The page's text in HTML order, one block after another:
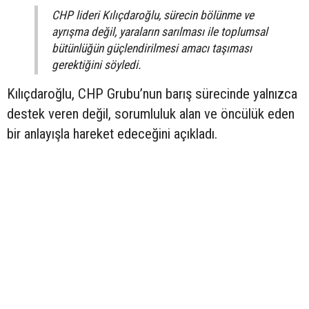
CHP lideri Kılıçdaroğlu, sürecin bölünme ve
ayrışma değil, yaraların sarılması ile toplumsal
bütünlüğün güçlendirilmesi amacı taşıması
gerektiğini söyledi.
Kılıçdaroğlu, CHP Grubu’nun barış sürecinde yalnızca
destek veren değil, sorumluluk alan ve öncülük eden
bir anlayışla hareket edeceğini açıkladı.